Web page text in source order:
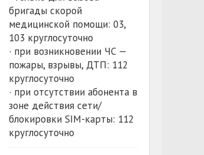
бригады скорой
медицинской помощи: 03,
103 круглосуточно
· при возникновении ЧС —
пожары, взрывы, ДТП: 112
круглосуточно
· при отсутствии абонента в
зоне действия сети/
блокировки SIM-карты: 112
круглосуточно